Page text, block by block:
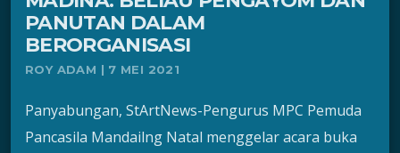
PANUTAN DALAM
BERORGANISASI
ROY ADAM | 7 MEI 2021
Panyabungan, StArtNews-Pengurus MPC Pemuda
Pancasila Mandailng Natal menggelar acara buka